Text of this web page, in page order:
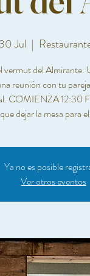
Jul
  |
vermut del
reunión con tu
COMIENZA 12:30
dejar la mesa para
Ya no es posible
Ver otros eventos